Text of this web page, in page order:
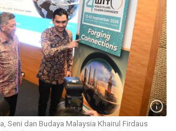
Seni dan Budaya Malaysia Khairul Firdaus